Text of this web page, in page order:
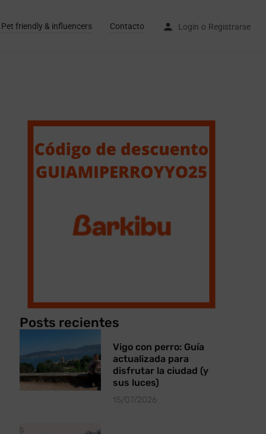
Pet friendly & influencers Contacto Login o Registrarse
Posts recientes
Vigo con perro: Guía
actualizada para
disfrutar la ciudad (y
sus luces)
15/07/2026